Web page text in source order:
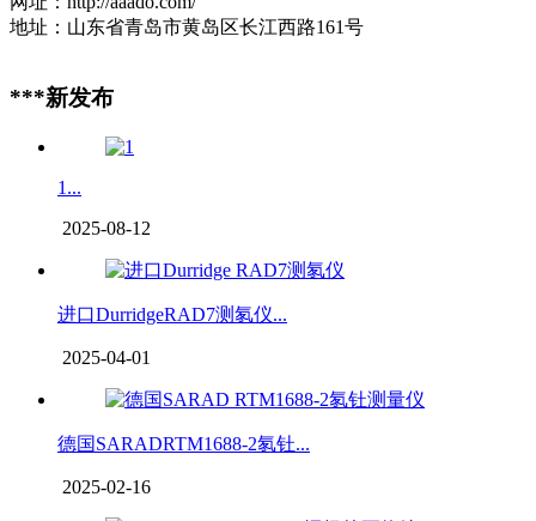
地址：山东省青岛市黄岛区长江西路161号
***新发布
1...
2025-08-12
进口DurridgeRAD7测氡仪...
2025-04-01
德国SARADRTM1688-2氡钍...
2025-02-16